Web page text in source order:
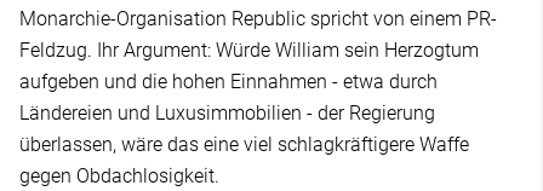
Monarchie-Organisation Republic spricht von einem PR-
Feldzug. Ihr Argument: Würde William sein Herzogtum
aufgeben und die hohen Einnahmen - etwa durch
Ländereien und Luxusimmobilien - der Regierung
überlassen, wäre das eine viel schlagkräftigere Waffe
gegen Obdachlosigkeit.